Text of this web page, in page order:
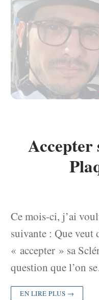
Accepter
Ce mois-ci, j’ai
suivante : Que veut
« accepter » sa
question que l’on
EN LIRE PLUS →